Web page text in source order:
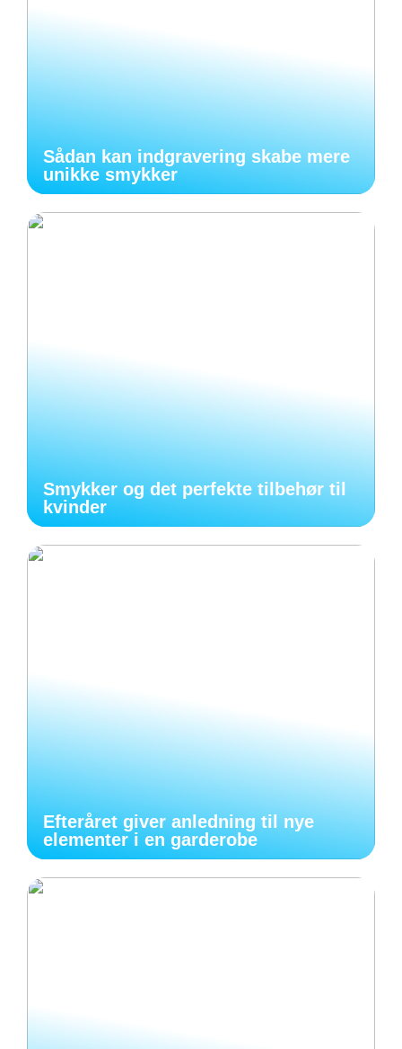
Sådan kan indgravering skabe mere
unikke smykker
Smykker og det perfekte tilbehør til
kvinder
Efteråret giver anledning til nye
elementer i en garderobe